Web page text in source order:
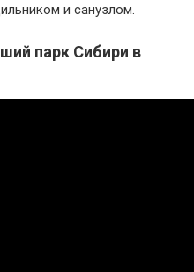
и санузлом.
парк Сибири в